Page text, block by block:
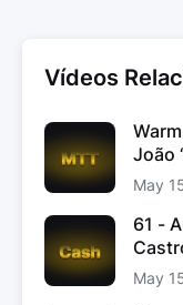
Vídeos
João
May
61 -
May